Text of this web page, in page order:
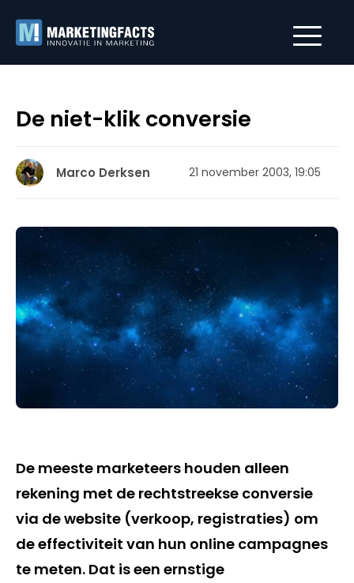
De niet-klik conversie
Marco Derksen 21 november 2003, 19:05
De meeste marketeers houden alleen
rekening met de rechtstreekse conversie
via de website (verkoop, registraties) om
de effectiviteit van hun online campagnes
te meten. Dat is een ernstige